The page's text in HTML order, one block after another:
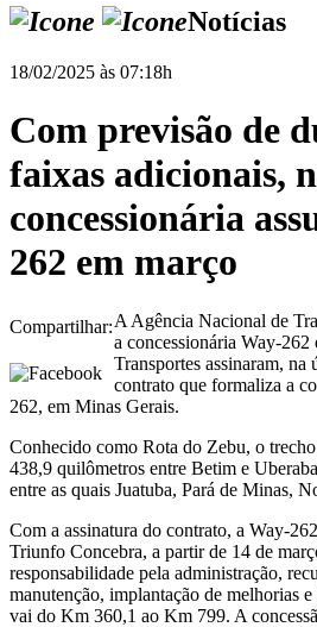
Notícias
18/02/2025 às 07:18h
Com previsão de
faixas adicionais,
concessionária
262 em março
Compartilhar:A Agência Nacional de
a concessionária Way-
Transportes assinaram,
contrato que formaliza a
262, em Minas Gerais.
Conhecido como Rota do Zebu, o
438,9 quilômetros entre Betim e
entre as quais Juatuba, Pará de Minas,
Com a assinatura do contrato, a Way-
Triunfo Concebra, a partir de 14 de
responsabilidade pela administração,
manutenção, implantação de melhorias
vai do Km 360,1 ao Km 799. A